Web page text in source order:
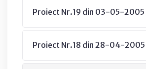
Proiect Nr.19 din 03-05-2005
Proiect Nr.18 din 28-04-2005